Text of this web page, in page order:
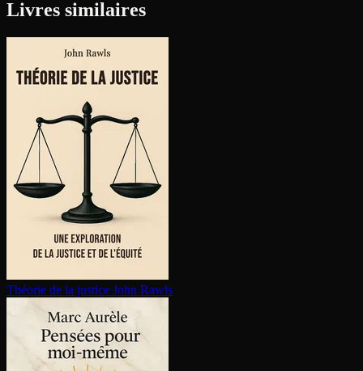
Livres similaires
Théorie de la justice John Rawls